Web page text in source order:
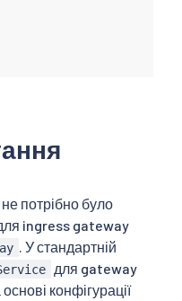
потрібно було
ingress gateway
. У стандартній
для gateway
конфігурації